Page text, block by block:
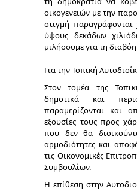
οικογενειών με την
στιγμή
ύψους δεκάδων
μιλήσουμε για τη
Για την Τοπική
Στον τομέα της
δημοτικά και
παραμερίζονται και
εξουσίες τους προς
που δεν θα
αρμοδιότητες και
τις Οικονομικές
Συμβουλίων.
Η επίθεση στην